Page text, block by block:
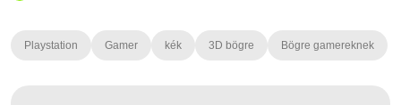
Playstation Gamer kék 3D bögre Bögre gamereknek